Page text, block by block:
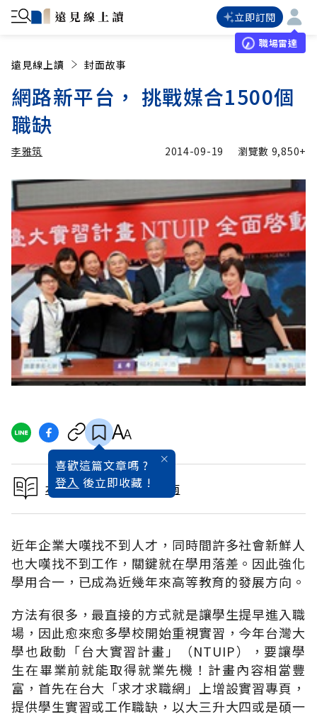
立即訂閱
職場雷達
遠見線上讀 封面故事
網路新平台， 挑戰媒合1500個
職缺
李雅筑 2014-09-19 瀏覽數 9,850+
喜歡這篇文章嗎 ?
登入 後立即收藏 !
本文出自2015研究所指南
近年企業大嘆找不到人才，同時間許多社會新鮮人
也大嘆找不到工作，關鍵就在學用落差。因此強化
學用合一，已成為近幾年來高等教育的發展方向。
方法有很多，最直接的方式就是讓學生提早進入職
場，因此愈來愈多學校開始重視實習，今年台灣大
學也啟動「台大實習計畫」（NTUIP），要讓學
生在畢業前就能取得就業先機！計畫內容相當豐
富，首先在台大「求才求職網」上增設實習專頁，
提供學生實習或工作職缺，以大三升大四或是碩一